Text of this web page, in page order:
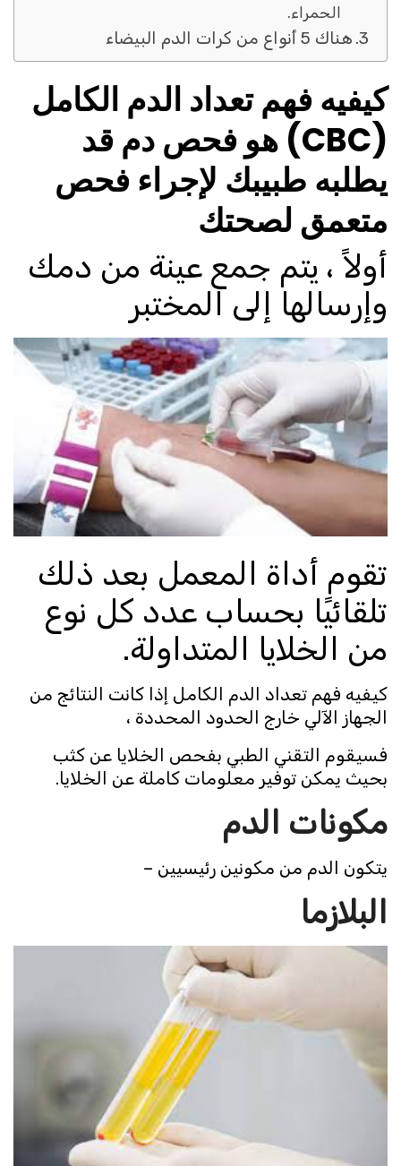
الحمراء.
هناك 5 أنواع من كرات الدم البيضاء
كيفيه فهم تعداد الدم الكامل
(CBC) هو فحص دم قد
يطلبه طبيبك لإجراء فحص
متعمق لصحتك
أولاً ، يتم جمع عينة من دمك
وإرسالها إلى المختبر
تقوم أداة المعمل بعد ذلك
تلقائيًا بحساب عدد كل نوع
من الخلايا المتداولة.
كيفيه فهم تعداد الدم الكامل إذا كانت النتائج من
الجهاز الآلي خارج الحدود المحددة ،
فسيقوم التقني الطبي بفحص الخلايا عن كثب
بحيث يمكن توفير معلومات كاملة عن الخلايا.
مكونات الدم
يتكون الدم من مكونين رئيسيين –
البلازما